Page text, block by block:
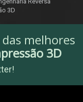
melhores
3D
3D